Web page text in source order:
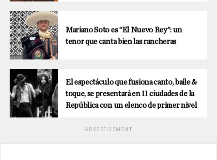
Mariano Soto es “El Nuevo Rey”: un
tenor que canta bien las rancheras
El espectáculo que fusiona canto, baile &
toque, se presentará en 11 ciudades de la
República con un elenco de primer nivel
ADVERTISEMENT